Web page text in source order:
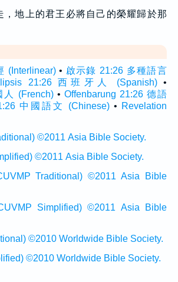
，地上的君王必將自己的榮耀歸於那
(Interlinear)• 啟示錄 21:26 多種語言
21:26 西班牙人 (Spanish)•
人 (French) •Offenbarung 21:26 德語
中國語文 (Chinese) • Revelation
©2011 Asia Bible Society.
©2011 Asia Bible Society.
Traditional) ©2011 Asia Bible
Simplified) ©2011 Asia Bible
©2010 Worldwide Bible Society.
©2010 Worldwide Bible Society.